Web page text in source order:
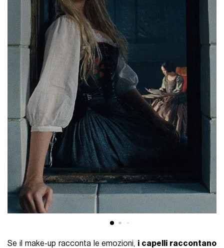
Se il make-up racconta le emozioni, i capelli raccontano